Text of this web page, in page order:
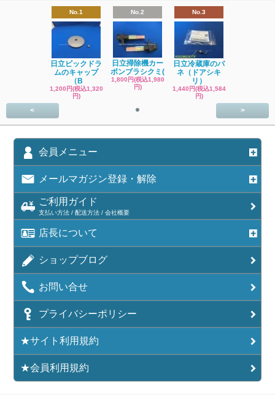
No.1
日立ビックドラ
ムのキャップ
（B
1,200円(税込1,320
円)
No.2
日立掃除機カー
ボンブラシクミ(
1,800円(税込1,980
円)
No.3
日立冷蔵庫のバ
ネ（ドアシキ
リ）
1,440円(税込1,584
円)
< >
会員メニュー
メールマガジン登録・解除
ご利用ガイド
支払い方法 / 配送方法 / 会社概要
店長について
ショップブログ
お問い合せ
プライバシーポリシー
★サイト利用規約
★会員利用規約